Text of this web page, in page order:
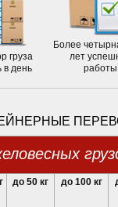
груза
в день
Более
лет
работы
до 50 кг до 100 кг